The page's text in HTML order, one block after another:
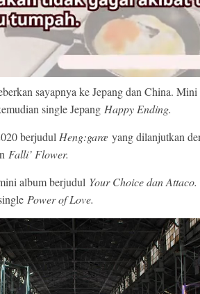
sayapnya ke Jepang dan China.
single Jepang Happy Ending.
berjudul Heng:garæ yang dilanjutkan
Falli’ Flower.
album berjudul Your Choice dan Attaco.
Power of Love.